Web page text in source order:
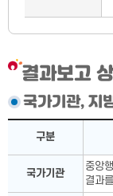
결과보고
국가기관, 지
구분
국가기관
중앙
결과